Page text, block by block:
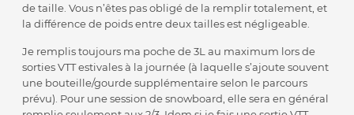
de taille. Vous n’êtes pas obligé de la remplir totalement, et
la différence de poids entre deux tailles est négligeable.
Je remplis toujours ma poche de 3L au maximum lors de
sorties VTT estivales à la journée (à laquelle s’ajoute souvent
une bouteille/gourde supplémentaire selon le parcours
prévu). Pour une session de snowboard, elle sera en général